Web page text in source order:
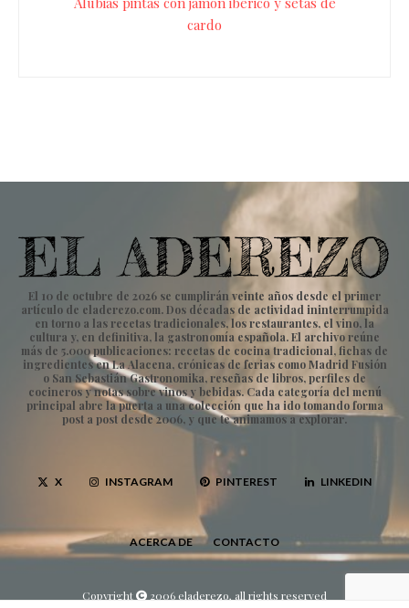
cardo
El 10 de octubre de 2026 se cumplirán veinte años desde el primer
artículo de eladerezo.com. Dos décadas de actividad ininterrumpida
en torno a las recetas tradicionales, los restaurantes, el vino, la
cultura y, en definitiva, la gastronomía española. El archivo reúne
más de 5.000 publicaciones: recetas de cocina tradicional, fichas de
ingredientes en La Alacena, crónicas de ferias como Madrid Fusión
o San Sebastián Gastronomika, reseñas de libros, perfiles de
cocineros y notas sobre vinos y bebidas. Cada categoría del menú
principal abre la puerta a una colección que ha ido tomando forma
post a post desde 2006, y que te animamos a explorar.
X INSTAGRAM PINTEREST LINKEDIN
ACERCA DE CONTACTO
Copyright 2006 eladerezo, all rights reserved